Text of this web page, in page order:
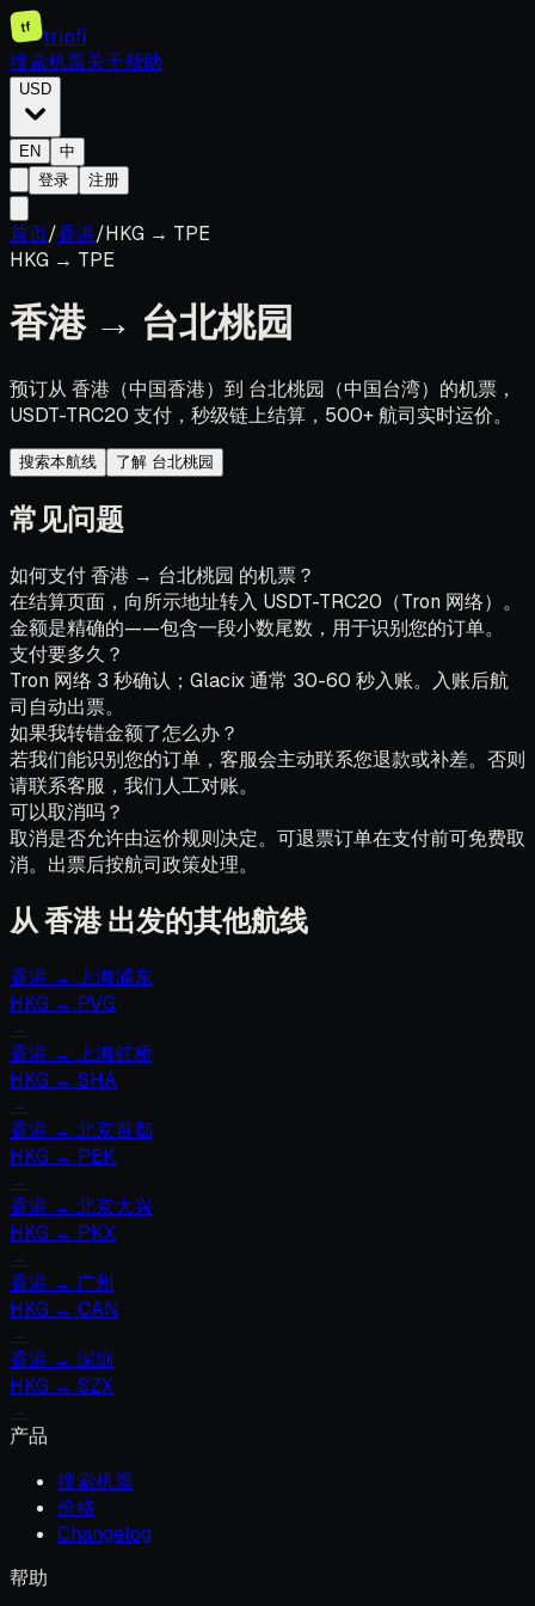
tf
tripfi
搜索机票关于帮助
USD
EN
中
登录
注册
首页/香港/HKG → TPE
HKG → TPE
香港 → 台北桃园
预订从 香港（中国香港）到 台北桃园（中国台湾）的机票，
USDT-TRC20 支付，秒级链上结算，500+ 航司实时运价。
搜索本航线 了解 台北桃园
常见问题
如何支付 香港 → 台北桃园 的机票？
在结算页面，向所示地址转入 USDT-TRC20（Tron 网络）。
金额是精确的——包含一段小数尾数，用于识别您的订单。
支付要多久？
Tron 网络 3 秒确认；Glacix 通常 30-60 秒入账。入账后航
司自动出票。
如果我转错金额了怎么办？
若我们能识别您的订单，客服会主动联系您退款或补差。否则
请联系客服，我们人工对账。
可以取消吗？
取消是否允许由运价规则决定。可退票订单在支付前可免费取
消。出票后按航司政策处理。
从 香港 出发的其他航线
香港 → 上海浦东
HKG → PVG
→
香港 → 上海虹桥
HKG → SHA
→
香港 → 北京首都
HKG → PEK
→
香港 → 北京大兴
HKG → PKX
→
香港 → 广州
HKG → CAN
→
香港 → 深圳
HKG → SZX
→
产品
搜索机票
价格
Changelog
帮助